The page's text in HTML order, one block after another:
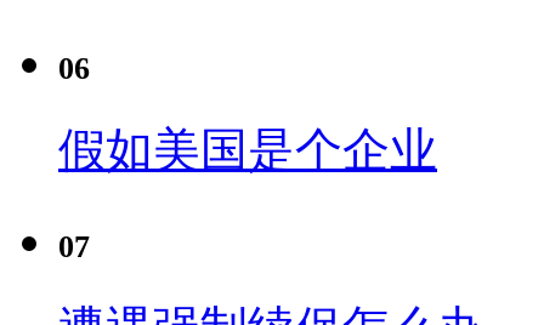
06
假如美国是个企业
07